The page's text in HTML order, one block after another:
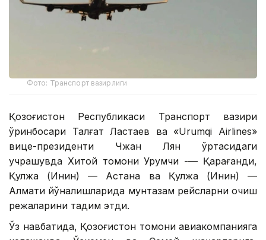
Фото: Транспорт вазирлиги
Қозоғистон Республикаси Транспорт вазири
ўринбосари Талғат Ластаев ва «Urumqi Airlines»
вице-президенти Чжан Лян ўртасидаги
учрашувда Хитой томони Урумчи -— Қарағанди,
Қулжа (Инин) — Астана ва Қулжа (Инин) —
Алмати йўналишларида мунтазам рейсларни очиш
режаларини тақдим этди.
Ўз навбатида, Қозоғистон томони авиакомпанияга